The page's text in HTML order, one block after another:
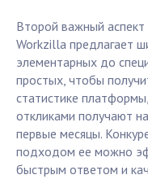
Второй важный
Workzilla предлагает
элементарных до
простых, чтобы
статистике
откликами получают
первые месяцы.
подходом ее можно
быстрым ответом и